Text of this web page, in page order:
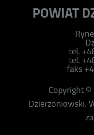
POWIAT
tel.
tel.
faks
Copyright
Dzierżoniowski.